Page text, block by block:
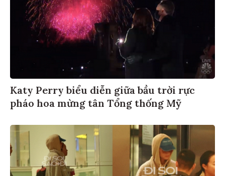
Katy Perry biểu diễn giữa bầu trời rực
pháo hoa mừng tân Tổng thống Mỹ